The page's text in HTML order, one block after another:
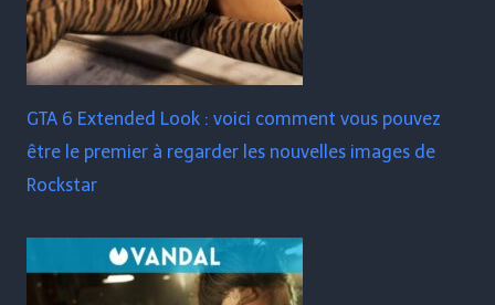
GTA 6 Extended Look : voici comment vous pouvez
être le premier à regarder les nouvelles images de
Rockstar